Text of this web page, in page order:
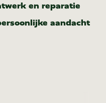
en reparatie
aandacht